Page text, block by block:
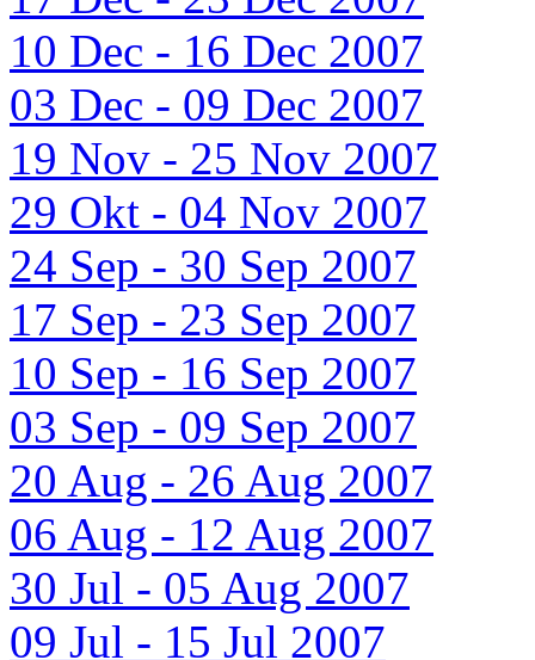
10 Dec - 16 Dec 2007
03 Dec - 09 Dec 2007
19 Nov - 25 Nov 2007
29 Okt - 04 Nov 2007
24 Sep - 30 Sep 2007
17 Sep - 23 Sep 2007
10 Sep - 16 Sep 2007
03 Sep - 09 Sep 2007
20 Aug - 26 Aug 2007
06 Aug - 12 Aug 2007
30 Jul - 05 Aug 2007
09 Jul - 15 Jul 2007